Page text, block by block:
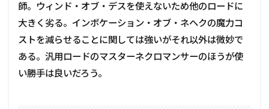
師。ウィンド・オブ・デスを使えないため他のロードに
大きく劣る。インボケーション・オブ・ネヘクの魔力コ
ストを減らせることに関しては強いがそれ以外は微妙で
ある。汎用ロードのマスターネクロマンサーのほうが使
い勝手は良いだろう。